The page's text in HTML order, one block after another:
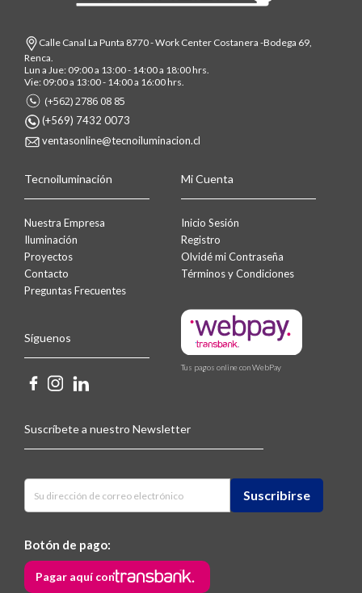
Calle Canal La Punta 8770 - Work Center Costanera -Bodega 69,
Renca.
Lun a Jue: 09:00 a 13:00 - 14:00 a 18:00 hrs.
Vie: 09:00 a 13:00 - 14:00 a 16:00 hrs.
(+562) 2786 08 85
(+569) 7432 0073
ventasonline@tecnoiluminacion.cl
Tecnoiluminación
Nuestra Empresa
Iluminación
Proyectos
Contacto
Preguntas Frecuentes
Síguenos
Mi Cuenta
Inicio Sesión
Registro
Olvidé mi Contraseña
Términos y Condiciones
Tus pagos online con WebPay
Suscríbete a nuestro Newsletter
Botón de pago:
Pagar aquí con